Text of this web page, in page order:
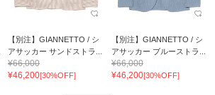
【別注】GIANNETTO / シ
アサッカー サンドストラ...
¥66,000
¥46,200[30%OFF]
【別注】GIANNETTO / シ
アサッカー ブルーストラ...
¥66,000
¥46,200[30%OFF]